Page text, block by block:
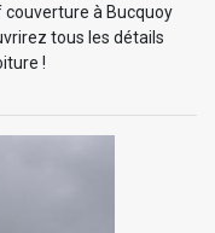
à Bucquoy
tous les détails
!